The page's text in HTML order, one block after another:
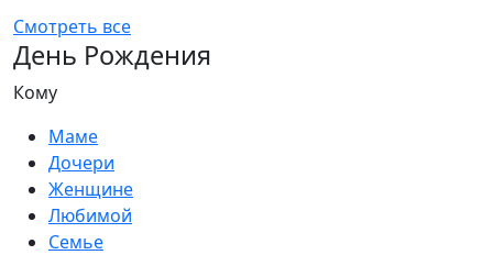
Смотреть все
День Рождения
Кому
Маме
Дочери
Женщине
Любимой
Семье